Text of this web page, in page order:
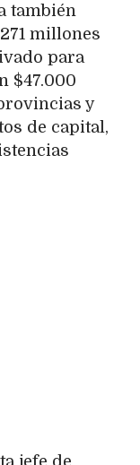
también
millones
para
$47.000
y
de capital,
jefe de